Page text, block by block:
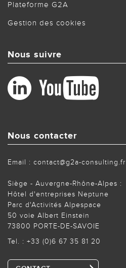
Plateforme G2A
Gestion des cookies
Nous suivre
Nous contacter
Email : contact@g2a-consulting.fr
Siège - Auvergne-Rhône-Alpes :
Hôtel d'entreprises Neptune
Parc d'Activités Alpespace
50 voie Albert Einstein
73800 PORTE-DE-SAVOIE
Tel. : +33 (0)6 67 35 81 20